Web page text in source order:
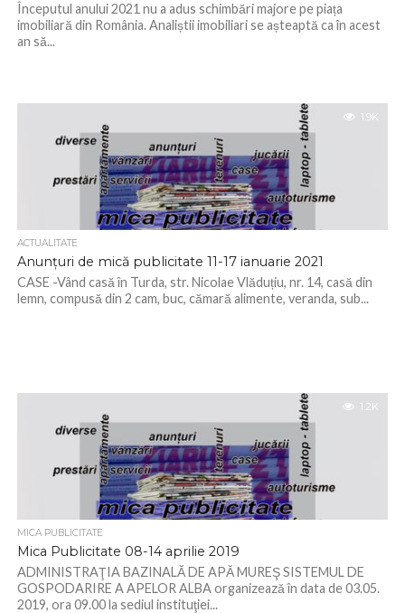
Începutul anului 2021 nu a adus schimbări majore pe piața
imobiliară din România. Analiștii imobiliari se așteaptă ca în acest
an să...
1.9K
ACTUALITATE
Anunțuri de mică publicitate 11-17 ianuarie 2021
CASE -Vând casă în Turda, str. Nicolae Vlăduțiu, nr. 14, casă din
lemn, compusă din 2 cam, buc, cămară alimente, veranda, sub...
1.2K
MICA PUBLICITATE
Mica Publicitate 08-14 aprilie 2019
ADMINISTRAŢIA BAZINALĂ DE APĂ MUREŞ SISTEMUL DE
GOSPODARIRE A APELOR ALBA organizează în data de 03.05.
2019, ora 09.00 la sediul instituţiei...